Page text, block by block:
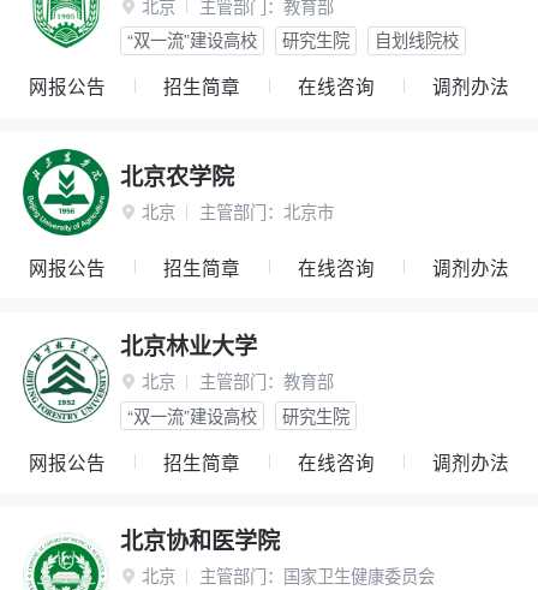
 北京 主管部门： 教育部
“双一流”建设高校
研究生院 自划线院校
网报公告 招生简章 在线咨询 调剂办法
北京农学院
 北京 主管部门： 北京市
网报公告 招生简章 在线咨询 调剂办法
北京林业大学
 北京 主管部门： 教育部
“双一流”建设高校
研究生院
网报公告 招生简章 在线咨询 调剂办法
北京协和医学院
 北京 主管部门： 国家卫生健康委员会